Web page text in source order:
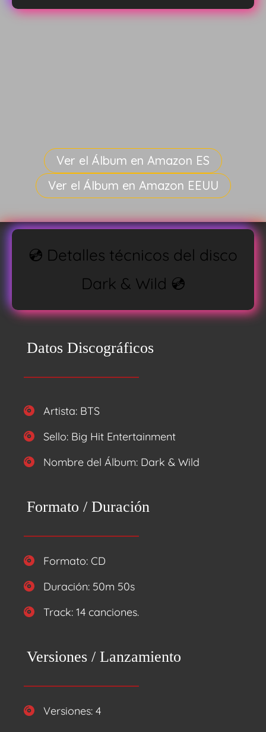
Ver el Álbum en Amazon ES
Ver el Álbum en Amazon EEUU
💿 Detalles técnicos del disco
Dark & Wild 💿
Datos Discográficos
Artista: BTS
Sello: Big Hit Entertainment
Nombre del Álbum: Dark & Wild
Formato / Duración
Formato: CD
Duración: 50m 50s
Track: 14 canciones.
Versiones / Lanzamiento
Versiones: 4